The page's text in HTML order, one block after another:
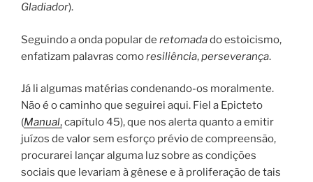
Gladiador).
Seguindo a onda popular de retomadado estoicismo,
enfatizam palavras comoresiliência,perseverança.
Já li algumas matérias condenando-os moralmente.
Não é o caminho que seguirei aqui. Fiel a Epicteto
(Manual,capítulo 45), que nos alerta quanto a emitir
juízos de valor sem esforço prévio de compreensão,
procurarei lançar alguma luz sobre as condições
sociais que levariam à gênese e à proliferação de tais